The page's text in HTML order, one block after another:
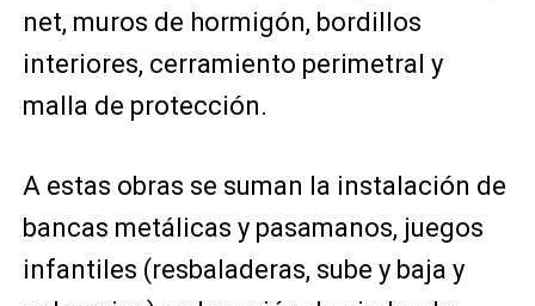
net, muros de hormigón, bordillos
interiores, cerramiento perimetral y
malla de protección.
A estas obras se suman la instalación de
bancas metálicas y pasamanos, juegos
infantiles (resbaladeras, sube y baja y